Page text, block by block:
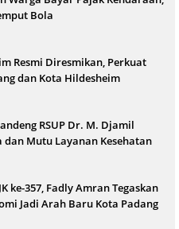
Bola
Resmi Diresmikan, Perkuat
dan Kota Hildesheim
RSUP Dr. M. Djamil
dan Mutu Layanan Kesehatan
ke-357, Fadly Amran Tegaskan
Jadi Arah Baru Kota Padang